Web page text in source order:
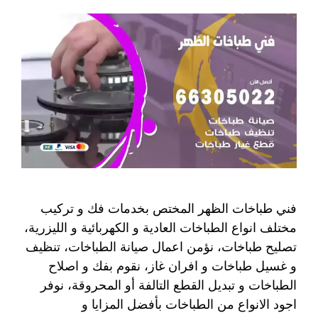
فني طباخات الظهر المختص بخدمات فك و تركيب
مختلف انواع الطباخات العادية و الكهربائية و الليزرية،
تصليح طباخات، نؤمن اعمال صيانة الطباخات، تنظيف
و غسيل طباخات و افران غاز، نقوم بفك و اصلاح
الطباخات و تبديل القطع التالفة أو المحروقة، نوفر
اجود الانواع من الطباخات بأفضل المزايا و